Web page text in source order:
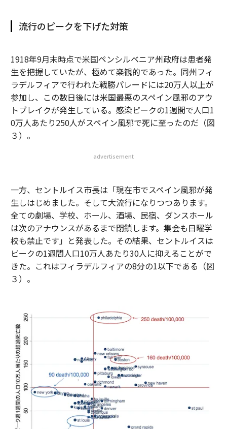
流行のピークを下げた対策
1918年9月末時点で米国ペンシルベニア州政府は患者発
生を把握していたが、極めて楽観的であった。同州フィ
ラデルフィアで行われた戦勝パレードには20万人以上が
参加し、この数日後には米国最悪のスペイン風邪のアウ
トブレイクが発生している。感染ピークの1週間で人口1
0万人あたり250人がスペイン風邪で死に至ったのだ（図
３）。
advertisement
一方、セントルイス市長は「現在市でスペイン風邪が発
生しはじめました。そして大流行になりつつあります。
全ての劇場、学校、ホール、酒場、民宿、ダンスホール
は次のアナウンスがあるまで閉鎖します。集会も日曜学
校も禁止です」と発表した。その結果、セントルイスは
ピークの1週間人口10万人あたり30人に抑えることがで
きた。これはフィラデルフィアの8分の1以下である（図
３）。